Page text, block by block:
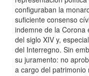
configuraban la
suficiente consenso
indemne de la Corona
del siglo XIV y,
del Interregno. Sin
su juramento: no
a cargo del patrimonio